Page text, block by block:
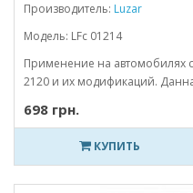
Производитель: Luzar
Модель: LFc 01214
Применение на автомобилях
2120 и их модификаций.
698 грн.
КУПИТЬ